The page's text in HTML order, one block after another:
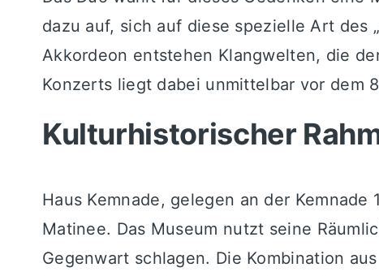
dazu auf, sich auf diese spezielle Art des
Akkordeon entstehen Klangwelten, die
Konzerts liegt dabei unmittelbar vor dem
Kulturhistorischer
Haus Kemnade, gelegen an der
Matinee. Das Museum nutzt seine
Gegenwart schlagen. Die Kombination